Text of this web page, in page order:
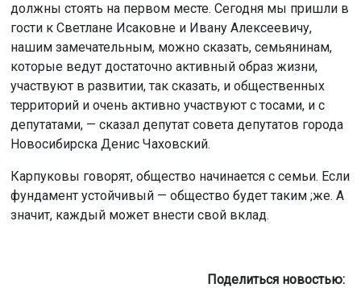
должны стоять на первом месте. Сегодня мы пришли в
гости к Светлане Исаковне и Ивану Алексеевичу,
нашим замечательным, можно сказать, семьянинам,
которые ведут достаточно активный образ жизни,
участвуют в развитии, так сказать, и общественных
территорий и очень активно участвуют с тосами, и с
депутатами, — сказал депутат совета депутатов города
Новосибирска Денис Чаховский.
Карпуковы говорят, общество начинается с семьи. Если
фундамент устойчивый — общество будет таким ;же. А
значит, каждый может внести свой вклад.
Поделиться новостью: